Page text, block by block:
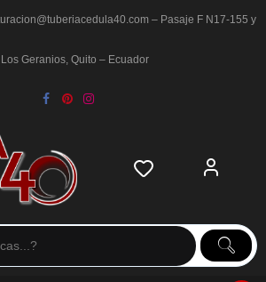
– Pasaje F N17-155 y
Geranios, Quito – Ecuador